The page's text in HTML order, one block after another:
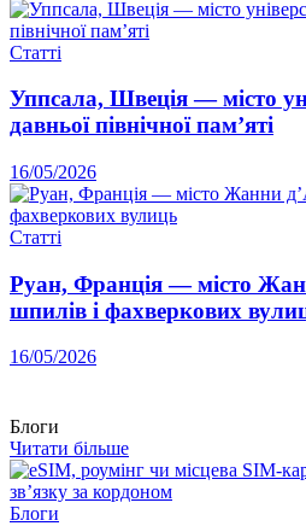
Статті
Уппсала, Швеція — місто
давньої північної пам’яті
16/05/2026
Статті
Руан, Франція — місто
шпилів і фахверкових
16/05/2026
Блоги
Читати більше
Блоги